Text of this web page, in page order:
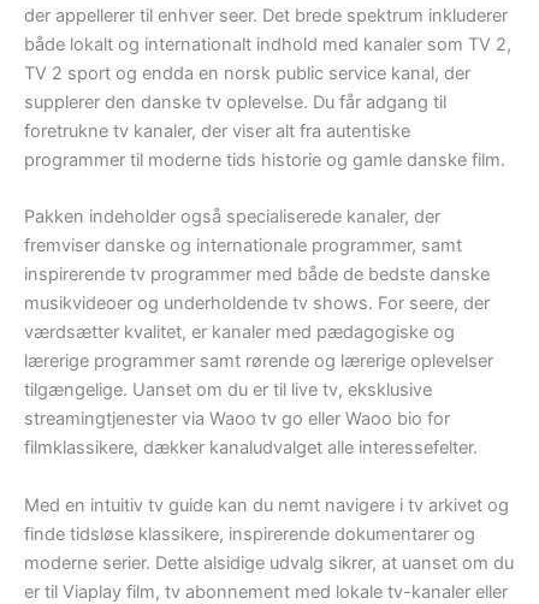
der appellerer til enhver seer. Det brede spektrum inkluderer
både lokalt og internationalt indhold med kanaler som TV 2,
TV 2 sport og endda en norsk public service kanal, der
supplerer den danske tv oplevelse. Du får adgang til
foretrukne tv kanaler, der viser alt fra autentiske
programmer til moderne tids historie og gamle danske film.
Pakken indeholder også specialiserede kanaler, der
fremviser danske og internationale programmer, samt
inspirerende tv programmer med både de bedste danske
musikvideoer og underholdende tv shows. For seere, der
værdsætter kvalitet, er kanaler med pædagogiske og
lærerige programmer samt rørende og lærerige oplevelser
tilgængelige. Uanset om du er til live tv, eksklusive
streamingtjenester via Waoo tv go eller Waoo bio for
filmklassikere, dækker kanaludvalget alle interessefelter.
Med en intuitiv tv guide kan du nemt navigere i tv arkivet og
finde tidsløse klassikere, inspirerende dokumentarer og
moderne serier. Dette alsidige udvalg sikrer, at uanset om du
er til Viaplay film, tv abonnement med lokale tv-kanaler eller